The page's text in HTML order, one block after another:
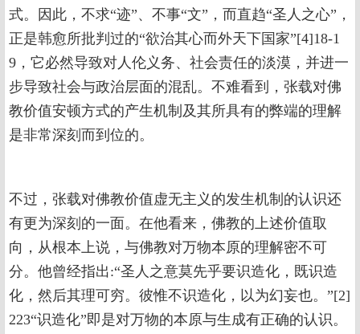
式。因此，不求“迹”、不事“文”，而直趋“圣人之心”，
正是韩愈所批判过的“欲治其心而外天下国家”[4]18-1
9，它必然导致对人伦义务、社会责任的淡漠，并进一
步导致社会与政治层面的混乱。不难看到，张载对佛
教价值安顿方式的产生机制及其所具有的弊端的理解
是非常深刻而到位的。
不过，张载对佛教价值虚无主义的发生机制的认识还
有更为深刻的一面。在他看来，佛教的上述价值取
向，从根本上说，与佛教对万物本原的理解密不可
分。他曾经指出:“圣人之意莫先乎要识造化，既识造
化，然后其理可穷。彼惟不识造化，以为幻妄也。”[2]
223“识造化”即是对万物的本原与生成有正确的认识。